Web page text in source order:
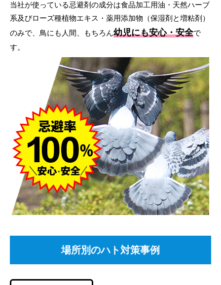
当社が使っている忌避剤の成分は食品加工用油・天然ハーブ
系及びローズ種植物エキス・薬用添加物（保湿剤と増粘剤）
のみで、鳥にも人間、もちろん幼児にも安心・安全で
す。
場所別のハト対策事例